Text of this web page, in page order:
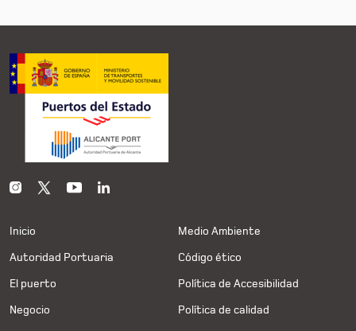
Inicio
Autoridad Portuaria
El puerto
Negocio
Medio Ambiente
Código ético
Política de Accesibilidad
Política de calidad